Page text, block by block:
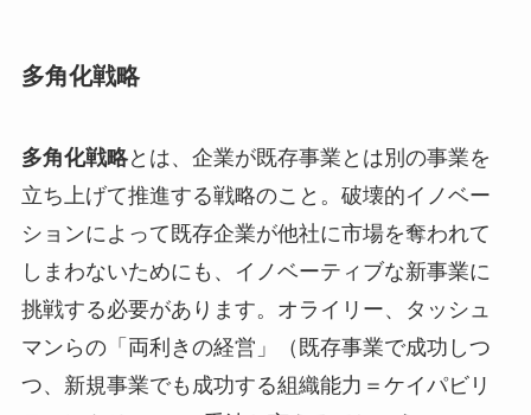
多角化戦略
多角化戦略とは、企業が既存事業とは別の事業を
立ち上げて推進する戦略のこと。破壊的イノベー
ションによって既存企業が他社に市場を奪われて
しまわないためにも、イノベーティブな新事業に
挑戦する必要があります。オライリー、タッシュ
マンらの「両利きの経営」（既存事業で成功しつ
つ、新規事業でも成功する組織能力＝ケイパビリ